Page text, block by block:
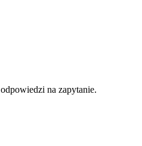
na zapytanie.